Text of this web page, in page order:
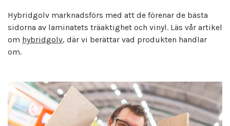
Hybridgolv marknadsförs med att de förenar de bästa
sidorna av laminatets träaktighet och vinyl. Läs vår artikel
om hybridgolv, där vi berättar vad produkten handlar
om.